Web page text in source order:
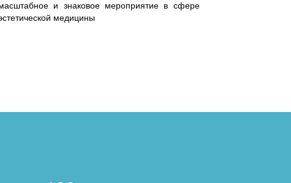
и знаковое мероприятие в сфере
медицины